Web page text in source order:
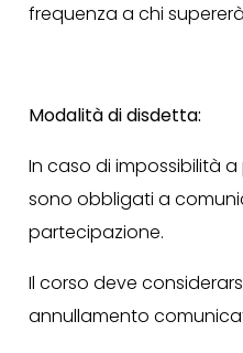
frequenza a chi supererà
Modalità di disdetta:
In caso di impossibilità
sono obbligati a
partecipazione.
Il corso deve
annullamento